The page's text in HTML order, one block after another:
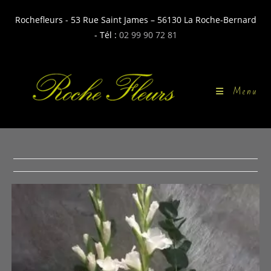
principal
Rochefleurs - 53 Rue Saint James – 56130 La Roche-Bernard
- Tél : 02 99 90 72 81
Menu